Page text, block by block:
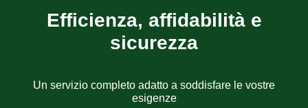
Efficienza, affidabilità e
sicurezza
Un servizio completo adatto a soddisfare le vostre
esigenze